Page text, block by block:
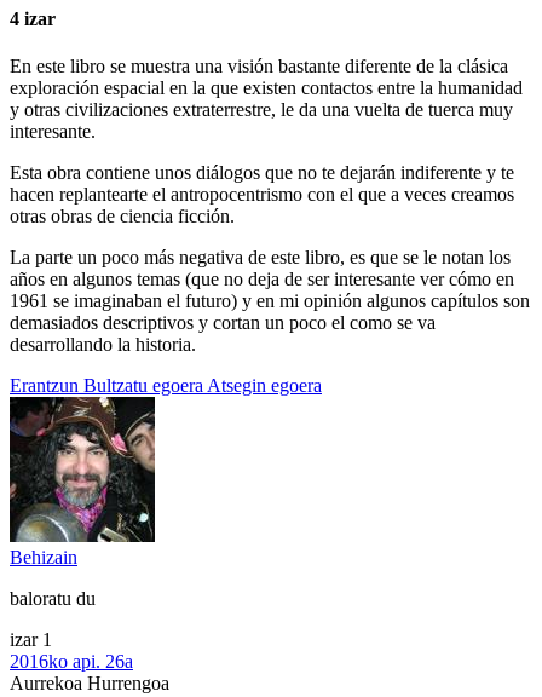
4 izar
En este libro se muestra una visión bastante diferente de la clásica
exploración espacial en la que existen contactos entre la humanidad
y otras civilizaciones extraterrestre, le da una vuelta de tuerca muy
interesante.
Esta obra contiene unos diálogos que no te dejarán indiferente y te
hacen replantearte el antropocentrismo con el que a veces creamos
otras obras de ciencia ficción.
La parte un poco más negativa de este libro, es que se le notan los
años en algunos temas (que no deja de ser interesante ver cómo en
1961 se imaginaban el futuro) y en mi opinión algunos capítulos son
demasiados descriptivos y cortan un poco el como se va
desarrollando la historia.
Erantzun Bultzatu egoera Atsegin egoera
Behizain
baloratu du
izar 1
2016ko api. 26a
Aurrekoa Hurrengoa